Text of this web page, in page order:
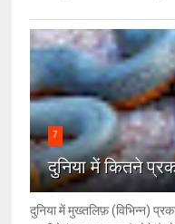
7
दुनिया में कितने
दुनिया में मुख्तलिफ़ (विभिन्न)